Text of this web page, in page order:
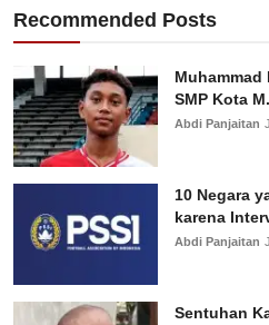
Recommended Posts
Muhammad
SMP Kota
Abdi Panjaitan
10 Negara
karena
Abdi Panjaitan
Sentuhan